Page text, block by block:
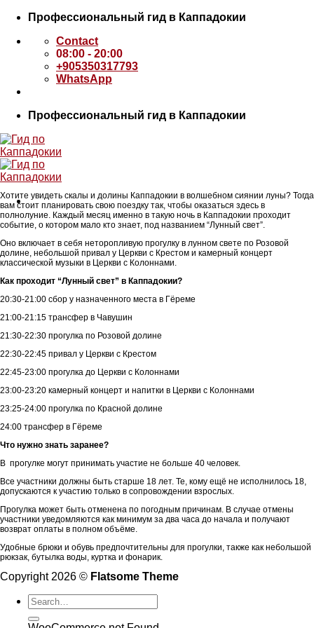
Skip
content
Профессиональный гид в Каппадокии
Contact
08:00 - 20:00
+905350317793
WhatsApp
Профессиональный гид в Каппадокии
Хотите увидеть скалы и долины Каппадокии в волшебном сиянии луны? Тогда
вам стоит планировать свою поездку так, чтобы оказаться здесь в
полнолуние. Каждый месяц именно в такую ночь в Каппадокии проходит
событие, о котором мало кто знает, под названием “Лунный свет”.
Оно включает в себя неторопливую прогулку в лунном свете по Розовой
долине, небольшой привал у Церкви с Крестом и камерный концерт
классической музыки в Церкви с Колоннами.
Как проходит “Лунный свет” в Каппадокии?
20:30-21:00 сбор у назначенного места в Гёреме
21:00-21:15 трансфер в Чавушин
21:30-22:30 прогулка по Розовой долине
22:30-22:45 привал у Церкви с Крестом
22:45-23:00 прогулка до Церкви с Колоннами
23:00-23:20 камерный концерт и напитки в Церкви с Колоннами
23:25-24:00 прогулка по Красной долине
24:00 трансфер в Гёреме
Что нужно знать заранее?
В прогулке могут принимать участие не больше 40 человек.
Все участники должны быть старше 18 лет. Те, кому ещё не исполнилось 18,
допускаются к участию только в сопровождении взрослых.
Прогулка может быть отменена по погодным причинам. В случае отмены
участники уведомляются как минимум за два часа до начала и получают
возврат оплаты в полном объёме.
Удобные брюки и обувь предпочтительны для прогулки, также как небольшой
рюкзак, бутылка воды, куртка и фонарик.
Copyright 2026 © Flatsome Theme